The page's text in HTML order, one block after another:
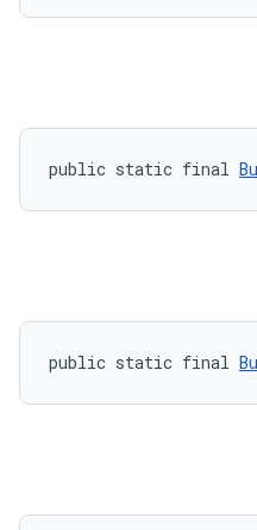
public static final
public static final